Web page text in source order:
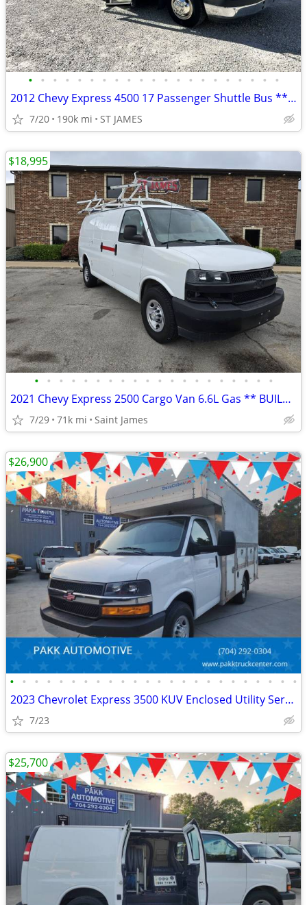
• • • • • • • • • • • • • • • • • • • • •
2012 Chevy Express 4500 17 Passenger Shuttle Bus ** Party Bus **
7/20 190k mi ST JAMES
• • • • • • • • • • • • • • • • • • • •
2021 Chevy Express 2500 Cargo Van 6.6L Gas ** BUILDER SPECIAL **
7/29 71k mi Saint James
$18,995
• • • • • • • • • • • • • • • • • • • • • • • •
2023 Chevrolet Express 3500 KUV Enclosed Utility Service Plumber Truck
7/23
$26,900
$25,700